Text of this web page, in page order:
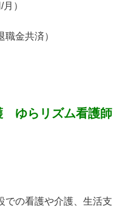
）
職金共済）
ゆらリズム看護師
での看護や介護、生活支